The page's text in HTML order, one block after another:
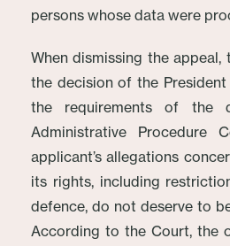
persons whose data were
When dismissing the
the decision of the
the requirements of the
Administrative Procedure
applicant’s allegations
its rights, including
defence, do not deserve to
According to the Court, the